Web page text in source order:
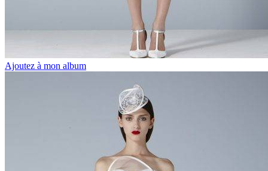
Ajoutez à mon album